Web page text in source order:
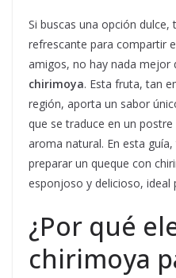
Si buscas una opción
refrescante para compartir
amigos, no hay nada mejor
chirimoya. Esta fruta, tan
región, aporta un sabor
que se traduce en un
aroma natural. En esta
preparar un queque con
esponjoso y delicioso, ideal
¿Por qué
chirimoya